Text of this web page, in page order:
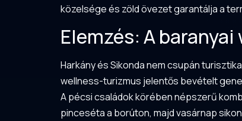
közelsége és zöld övezet garantálja a
Elemzés: A
Harkány és Sikonda nem csupán
wellness-turizmus jelentős bevételt
A pécsi családok körében népszerű
pinceséta a borúton, majd vasárnap